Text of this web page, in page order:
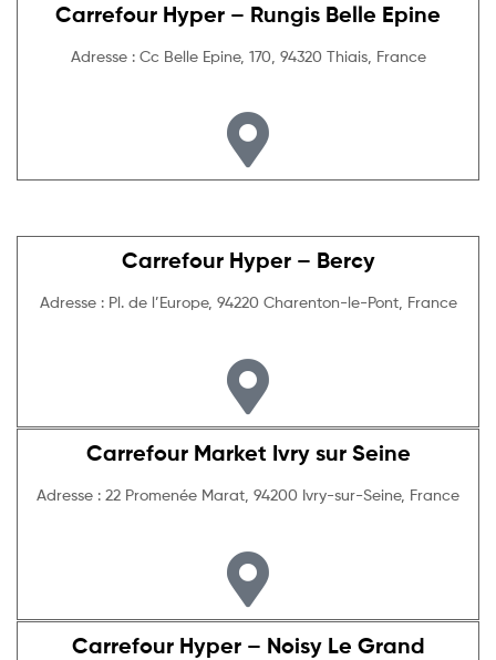
Carrefour Hyper – Rungis Belle Epine
Adresse : Cc Belle Epine, 170, 94320 Thiais, France
Carrefour Hyper – Bercy
Adresse : Pl. de l’Europe, 94220 Charenton-le-Pont, France
Carrefour Market Ivry sur Seine
Adresse : 22 Promenée Marat, 94200 Ivry-sur-Seine, France
Carrefour Hyper – Noisy Le Grand